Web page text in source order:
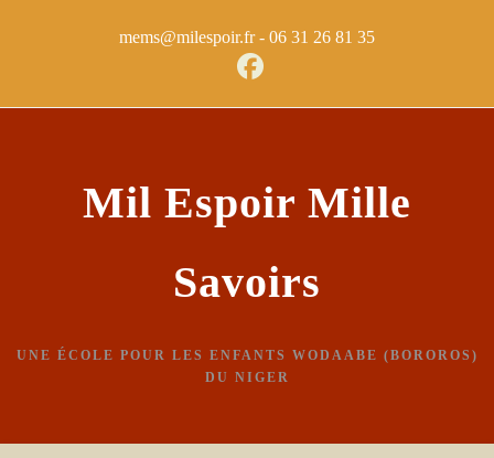
mems@milespoir.fr - ‭06 31 26 81 35
Mil Espoir Mille
Savoirs
UNE ÉCOLE POUR LES ENFANTS WODAABE (BOROROS)
DU NIGER